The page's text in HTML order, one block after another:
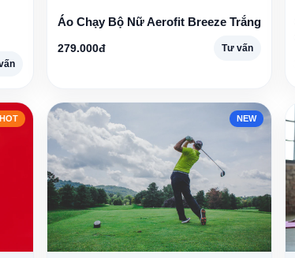
Áo Chạy Bộ Nữ Aerofit Breeze Trắng
279.000đ Tư vấn
HOT NEW